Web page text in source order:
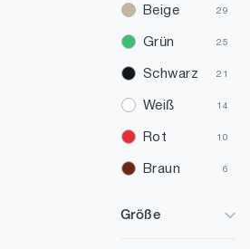
Beige 29
Grün 25
Schwarz 21
Weiß 14
Rot 10
Braun 6
Größe